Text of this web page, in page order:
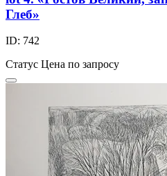
Глеб»
ID: 742
Статус Цена по запросу